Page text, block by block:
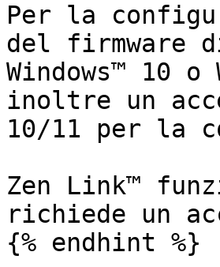
Per la
del firmware
Windows™ 10
inoltre un
10/11 per la
Zen Link™
richiede un
{% endhint %}